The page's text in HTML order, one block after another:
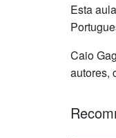
Esta
Caio
autores,